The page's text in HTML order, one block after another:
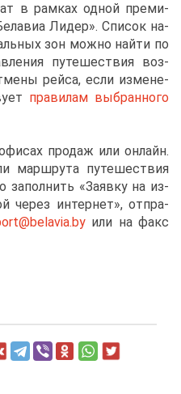
в рам­ках од­ной пре­ми­
Ли­дер». Спи­сок на­
зон мож­но най­ти по
пу­те­ше­ствия воз­
рей­са, ес­ли из­ме­не­
пра­ви­лам вы­бран­но­го
про­даж или он­лайн.
марш­ру­та пу­те­ше­ствия
за­пол­нить «За­яв­ку на из­
че­рез ин­тер­нет», от­пра­
или на факс